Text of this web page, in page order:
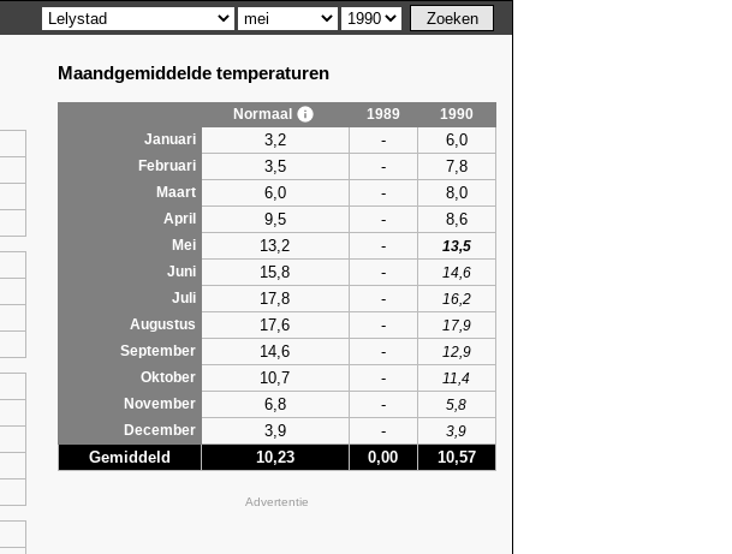
Maandgemiddelde temperaturen
Normaal 1989
1990
Januari
3,2 - 6,0
Februari 3,5 - 7,8
Maart 6,0 - 8,0
April 9,5 - 8,6
Mei 13,2 -
13,5
Juni
15,8 -
14,6
Juli
17,8 -
16,2
Augustus
17,6 -
17,9
September
14,6 -
12,9
Oktober
10,7 -
11,4
November
6,8 -
5,8
December
3,9 - 3,9
Gemiddeld 10,23 0,00 10,57
Advertentie